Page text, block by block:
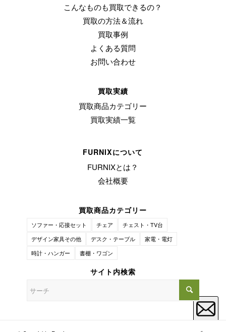
こんなものも買取できるの？
買取の方法＆流れ
買取事例
よくある質問
お問い合わせ
買取実績
買取商品カテゴリー
買取実績一覧
FURNIXについて
FURNIXとは？
会社概要
買取商品カテゴリー
ソファー・応接セット チェア
チェスト・TV台
デザイン家具その他
デスク・テーブル
家電・電灯
時計・ハンガー
書棚・ワゴン
サイト内検索